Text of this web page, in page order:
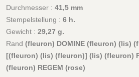
Durchmesser : 41,5 mm
Stempelstellung : 6 h.
Gewicht : 29,27 g.
Rand (fleuron) DOMINE (fleuron) (lis)
[(fleuron) (lis) (fleuron)] (lis) (fleuron)
(fleuron) REGEM (rose)